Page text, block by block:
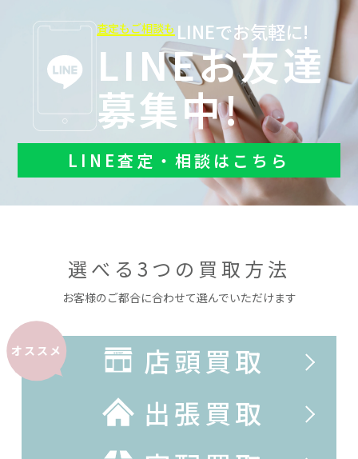
査定もご相談も LINEでお気軽に!
LINEお友達
募集中!
LINE査定・相談はこちら
選べる3つの買取方法
お客様のご都合に合わせて選んでいただけます
オススメ
店頭買取
出張買取